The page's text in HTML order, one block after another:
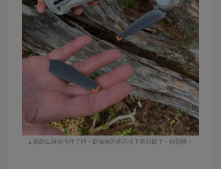
▴ 謝謝山與樹托住了他，從高高的地方掉下來只斷了一根翅膀。